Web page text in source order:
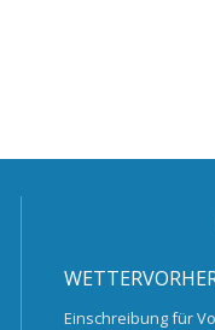
Einschreibung für